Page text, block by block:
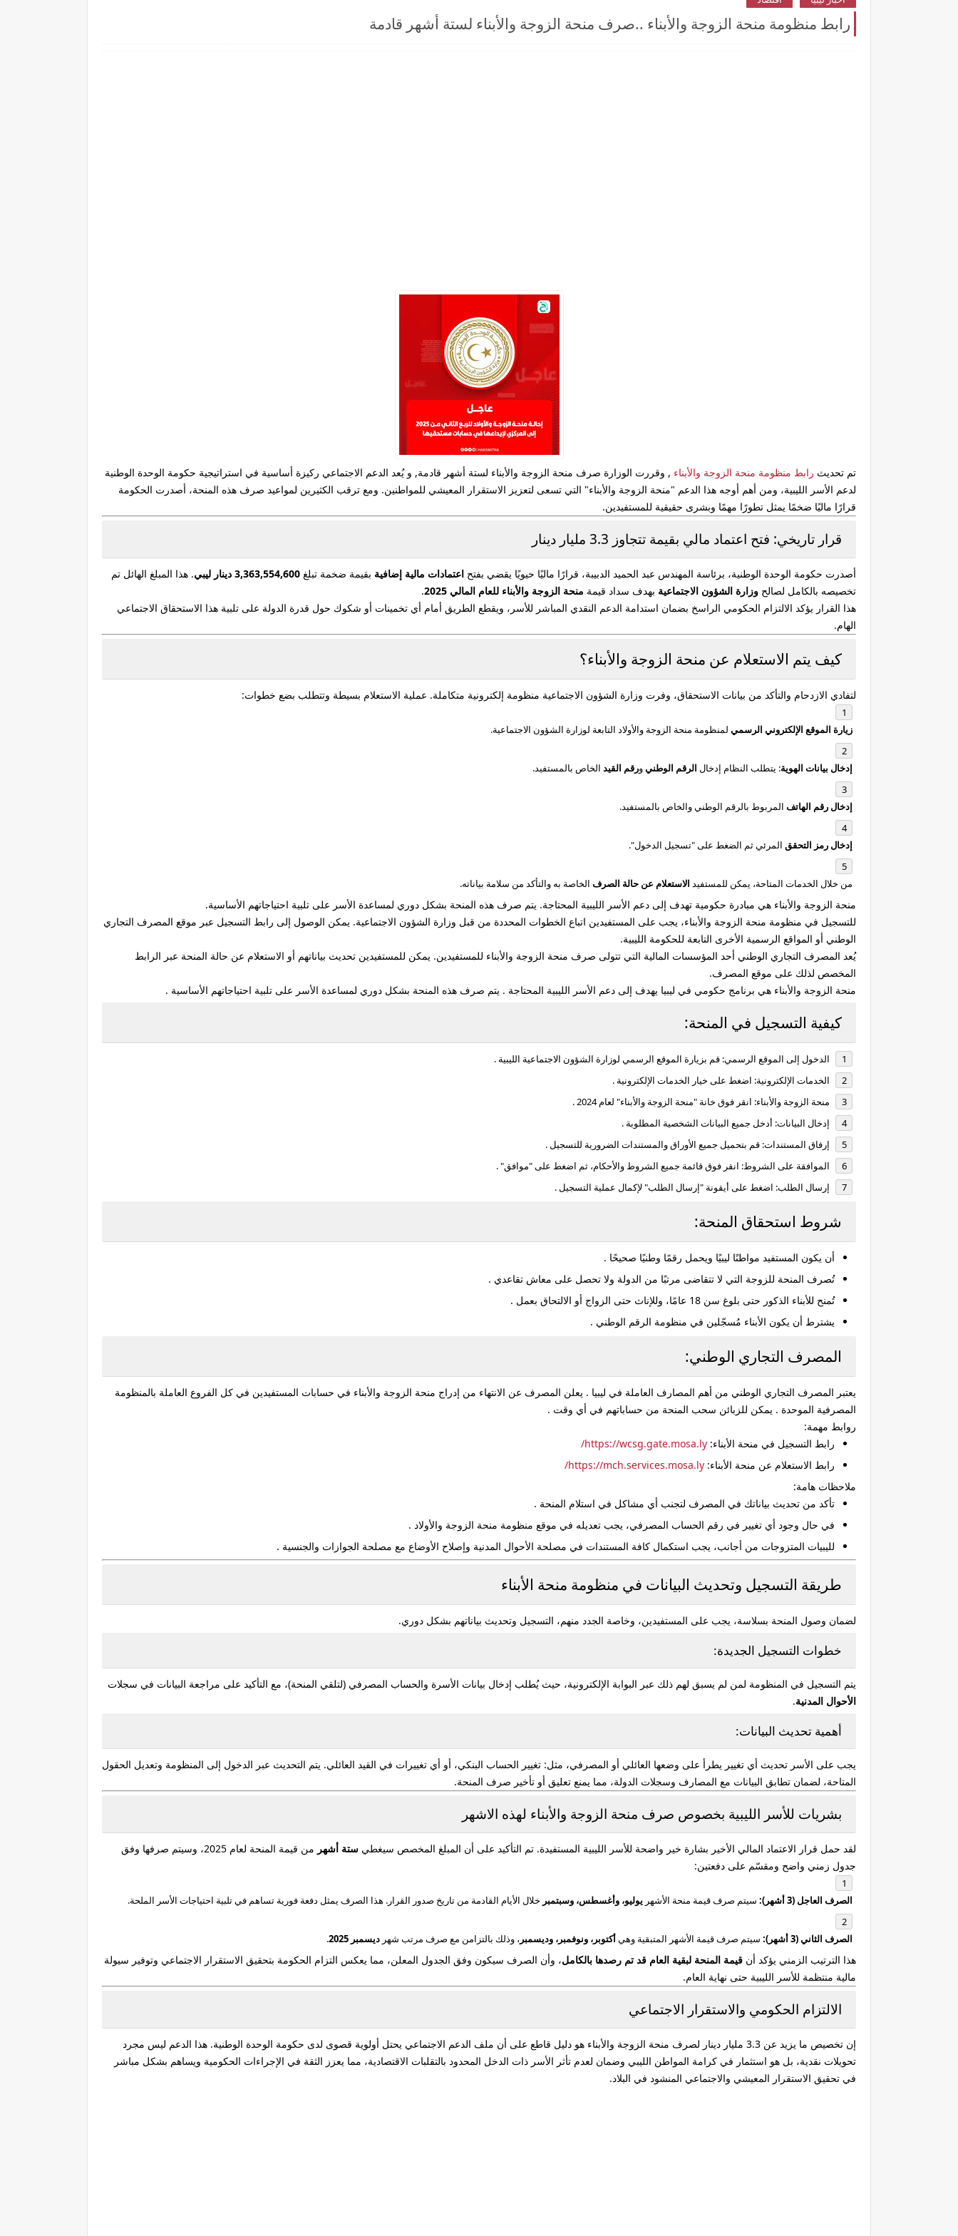
رابط منظومة منحة الزوجة والأبناء ..صرف منحة الزوجة والأبناء لستة أشهر قادمة
تم تحديث رابط منظومة منحة الزوجة والأبناء , وقررت الوزارة صرف منحة الزوجة والأبناء لستة أشهر قادمة, و يُعد الدعم الاجتماعي ركيزة أساسية في استراتيجية حكومة الوحدة الوطنية
لدعم الأسر الليبية، ومن أهم أوجه هذا الدعم "منحة الزوجة والأبناء" التي تسعى لتعزيز الاستقرار المعيشي للمواطنين. ومع ترقب الكثيرين لمواعيد صرف هذه المنحة، أصدرت الحكومة
قرارًا ماليًا ضخمًا يمثل تطورًا مهمًا وبشرى حقيقية للمستفيدين.
قرار تاريخي: فتح اعتماد مالي بقيمة تتجاوز 3.3 مليار دينار
أصدرت حكومة الوحدة الوطنية، برئاسة المهندس عبد الحميد الدبيبة، قرارًا ماليًا حيويًا يقضي بفتح اعتمادات مالية إضافية بقيمة ضخمة تبلغ 3,363,554,600 دينار ليبي
. هذا المبلغ الهائل تم
تخصيصه بالكامل لصالح وزارة الشؤون الاجتماعية بهدف سداد قيمة منحة الزوجة والأبناء للعام المالي 2025
.
هذا القرار يؤكد الالتزام الحكومي الراسخ بضمان استدامة الدعم النقدي المباشر للأسر، ويقطع الطريق أمام أي تخمينات أو شكوك حول قدرة الدولة على تلبية هذا الاستحقاق الاجتماعي
الهام.
كيف يتم الاستعلام عن منحة الزوجة والأبناء؟
لتفادي الازدحام والتأكد من بيانات الاستحقاق، وفرت وزارة الشؤون الاجتماعية منظومة إلكترونية متكاملة. عملية الاستعلام بسيطة وتتطلب بضع خطوات:
زيارة الموقع الإلكتروني الرسمي لمنظومة منحة الزوجة والأولاد التابعة لوزارة الشؤون الاجتماعية.
إدخال بيانات الهوية: يتطلب النظام إدخال الرقم الوطنيورقم القيد الخاص بالمستفيد.
إدخال رقم الهاتف المربوط بالرقم الوطني والخاص بالمستفيد.
إدخال رمز التحقق المرئي ثم الضغط على "تسجيل الدخول".
من خلال الخدمات المتاحة، يمكن للمستفيد الاستعلام عن حالة الصرف الخاصة به والتأكد من سلامة بياناته.
منحة الزوجة والأبناء هي مبادرة حكومية تهدف إلى دعم الأسر الليبية المحتاجة. يتم صرف هذه المنحة بشكل دوري لمساعدة الأسر على تلبية احتياجاتهم الأساسية.
للتسجيل في منظومة منحة الزوجة والأبناء، يجب على المستفيدين اتباع الخطوات المحددة من قبل وزارة الشؤون الاجتماعية. يمكن الوصول إلى رابط التسجيل عبر موقع المصرف التجاري
الوطني أو المواقع الرسمية الأخرى التابعة للحكومة الليبية.
يُعد المصرف التجاري الوطني أحد المؤسسات المالية التي تتولى صرف منحة الزوجة والأبناء للمستفيدين. يمكن للمستفيدين تحديث بياناتهم أو الاستعلام عن حالة المنحة عبر الرابط
المخصص لذلك على موقع المصرف.
منحة الزوجة والأبناء هي برنامج حكومي في ليبيا يهدف إلى دعم الأسر الليبية المحتاجة . يتم صرف هذه المنحة بشكل دوري لمساعدة الأسر على تلبية احتياجاتهم الأساسية .
كيفية التسجيل في المنحة:
الدخول إلى الموقع الرسمي: قم بزيارة الموقع الرسمي لوزارة الشؤون الاجتماعية الليبية .
الخدمات الإلكترونية: اضغط على خيار الخدمات الإلكترونية .
منحة الزوجة والأبناء: انقر فوق خانة "منحة الزوجة والأبناء" لعام 2024 .
إدخال البيانات: أدخل جميع البيانات الشخصية المطلوبة .
إرفاق المستندات: قم بتحميل جميع الأوراق والمستندات الضرورية للتسجيل .
الموافقة على الشروط: انقر فوق قائمة جميع الشروط والأحكام، ثم اضغط على "موافق" .
إرسال الطلب: اضغط على أيقونة "إرسال الطلب" لإكمال عملية التسجيل .
شروط استحقاق المنحة:
أن يكون المستفيد مواطنًا ليبيًا ويحمل رقمًا وطنيًا صحيحًا .
تُصرف المنحة للزوجة التي لا تتقاضى مرتبًا من الدولة ولا تحصل على معاش تقاعدي .
تُمنح للأبناء الذكور حتى بلوغ سن 18 عامًا، وللإناث حتى الزواج أو الالتحاق بعمل .
يشترط أن يكون الأبناء مُسجّلين في منظومة الرقم الوطني .
المصرف التجاري الوطني:
يعتبر المصرف التجاري الوطني من أهم المصارف العاملة في ليبيا . يعلن المصرف عن الانتهاء من إدراج منحة الزوجة والأبناء في حسابات المستفيدين في كل الفروع العاملة بالمنظومة
المصرفية الموحدة . يمكن للزبائن سحب المنحة من حساباتهم في أي وقت .
روابط مهمة:
رابط التسجيل في منحة الأبناء: https://wcsg.gate.mosa.ly/
رابط الاستعلام عن منحة الأبناء: https://mch.services.mosa.ly/
ملاحظات هامة:
تأكد من تحديث بياناتك في المصرف لتجنب أي مشاكل في استلام المنحة .
في حال وجود أي تغيير في رقم الحساب المصرفي، يجب تعديله في موقع منظومة منحة الزوجة والأولاد .
لليبيات المتزوجات من أجانب، يجب استكمال كافة المستندات في مصلحة الأحوال المدنية وإصلاح الأوضاع مع مصلحة الجوازات والجنسية .
طريقة التسجيل وتحديث البيانات في منظومة منحة الأبناء
لضمان وصول المنحة بسلاسة، يجب على المستفيدين، وخاصة الجدد منهم، التسجيل وتحديث بياناتهم بشكل دوري.
خطوات التسجيل الجديدة:
يتم التسجيل في المنظومة لمن لم يسبق لهم ذلك عبر البوابة الإلكترونية، حيث يُطلب إدخال بيانات الأسرة والحساب المصرفي (لتلقي المنحة)، مع التأكيد على مراجعة البيانات في سجلات
الأحوال المدنية.
أهمية تحديث البيانات:
يجب على الأسر تحديث أي تغيير يطرأ على وضعها العائلي أو المصرفي، مثل: تغيير الحساب البنكي، أو أي تغييرات في القيد العائلي. يتم التحديث عبر الدخول إلى المنظومة وتعديل الحقول
المتاحة، لضمان تطابق البيانات مع المصارف وسجلات الدولة، مما يمنع تعليق أو تأخير صرف المنحة.
بشريات للأسر الليبية بخصوص صرف منحة الزوجة والأبناء لهذه الاشهر
لقد حمل قرار الاعتماد المالي الأخير بشارة خير واضحة للأسر الليبية المستفيدة. تم التأكيد على أن المبلغ المخصص سيغطي ستة أشهر
من قيمة المنحة لعام 2025، وسيتم صرفها وفق
جدول زمني واضح ومقسّم على دفعتين:
الصرف العاجل (3 أشهر): سيتم صرف قيمة منحة الأشهر يوليو، وأغسطس، وسبتمبر خلال الأيام القادمة من تاريخ صدور القرار. هذا الصرف يمثل دفعة فورية تساهم في تلبية احتياجات الأسر الملحة.
الصرف الثاني (3 أشهر): سيتم صرف قيمة الأشهر المتبقية وهيأكتوبر، ونوفمبر، وديسمبر ، وذلك بالتزامن مع صرف مرتب شهر ديسمبر 2025 .
هذا الترتيب الزمني يؤكد أن قيمة المنحة لبقية العام قد تم رصدها بالكامل، وأن الصرف سيكون وفق الجدول المعلن، مما يعكس التزام الحكومة بتحقيق الاستقرار الاجتماعي وتوفير سيولة
مالية منتظمة للأسر الليبية حتى نهاية العام.
الالتزام الحكومي والاستقرار الاجتماعي
إن تخصيص ما يزيد عن 3.3 مليار دينار لصرف منحة الزوجة والأبناء هو دليل قاطع على أن ملف الدعم الاجتماعي يحتل أولوية قصوى لدى حكومة الوحدة الوطنية. هذا الدعم ليس مجرد
تحويلات نقدية، بل هو استثمار في كرامة المواطن الليبي وضمان لعدم تأثر الأسر ذات الدخل المحدود بالتقلبات الاقتصادية، مما يعزز الثقة في الإجراءات الحكومية ويساهم بشكل مباشر
في تحقيق الاستقرار المعيشي والاجتماعي المنشود في البلاد.